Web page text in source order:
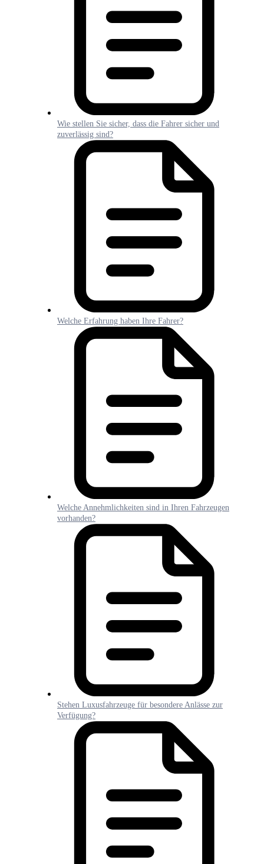
Wie stellen Sie sicher, dass die Fahrer sicher und
zuverlässig sind?
Welche Erfahrung haben Ihre Fahrer?
Welche Annehmlichkeiten sind in Ihren Fahrzeugen
vorhanden?
Stehen Luxusfahrzeuge für besondere Anlässe zur
Verfügung?